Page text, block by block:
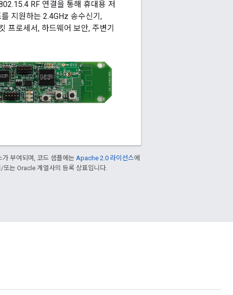
RF 연결을 통해 휴대용 저
지원하는 2.4GHz 송수신기,
로세서, 하드웨어 보안, 주변기
가 부여되며, 코드 샘플에는 Apache 2.0 라이선스에
는 Oracle 계열사의 등록 상표입니다.